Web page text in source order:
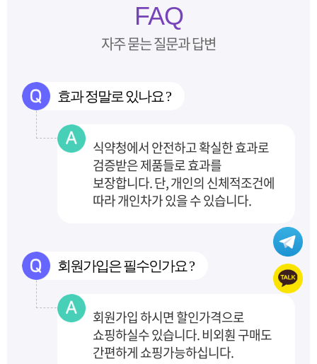
FAQ
자주 묻는 질문과 답변
효과 정말로 있나요 ?
식약청에서 안전하고 확실한 효과로
검증받은 제품들로 효과를
보장합니다.단, 개인의 신체적조건에
따라 개인차가 있을 수 있습니다.
회원가입은 필수인가요 ?
회원가입 하시면 할인가격으로
쇼핑하실수 있습니다. 비외훤 구매도
간편하게 쇼핑가능하십니다.